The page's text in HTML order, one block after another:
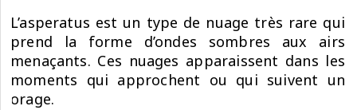
L’asperatus est un type de nuage très rare qui
prend la forme d’ondes sombres aux airs
menaçants. Ces nuages apparaissent dans les
moments qui approchent ou qui suivent un
orage.